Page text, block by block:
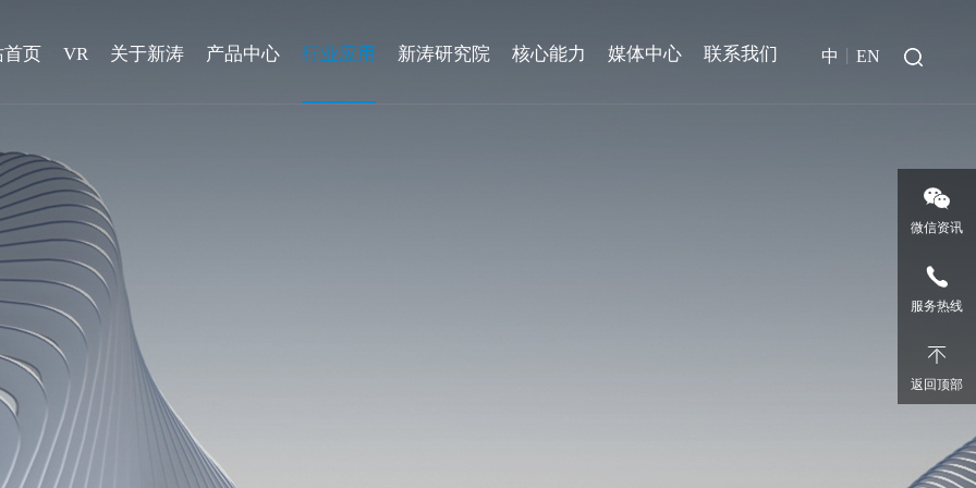
中 EN
首页 VR 关于新涛 产品中心 行业应用 新涛研究院 核心能力 媒体中心 联系我们
微信资讯
服务热线
返回顶部